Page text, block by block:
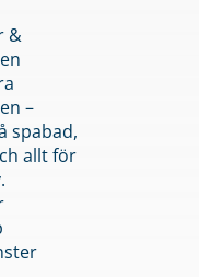
&
–
spabad,
allt för